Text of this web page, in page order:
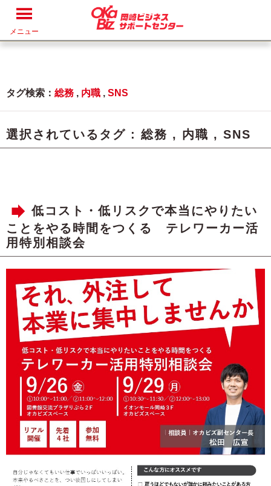
メニュー
タグ検索： 総務 , 内職 , SNS
選択されているタグ : 総務 , 内職 , SNS
低コスト・低リスクで本当にやりたい
ことをやる時間をつくる テレワーカー活
用特別相談会